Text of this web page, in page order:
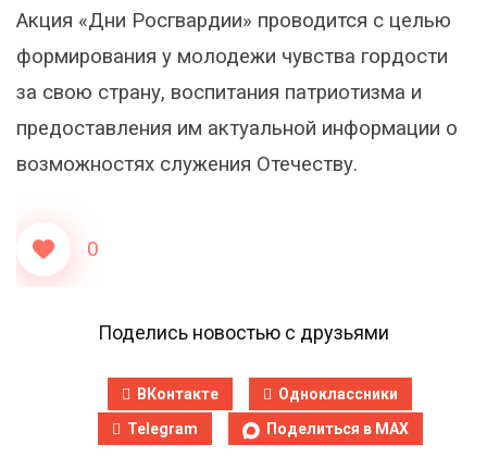
Акция «Дни Росгвардии» проводится с целью
формирования у молодежи чувства гордости
за свою страну, воспитания патриотизма и
предоставления им актуальной информации о
возможностях служения Отечеству.
0
Поделись новостью с друзьями
ВКонтакте
Одноклассники
Telegram
Поделиться в MAX